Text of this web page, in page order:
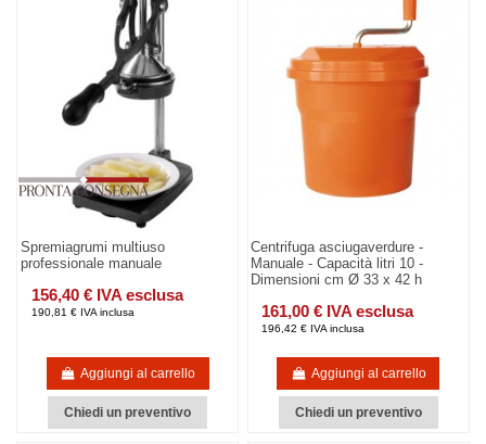
Spremiagrumi multiuso
professionale manuale
156,40 € IVA esclusa
190,81 € IVA inclusa
Aggiungi al carrello
Chiedi un preventivo
Centrifuga asciugaverdure -
Manuale - Capacità litri 10 -
Dimensioni cm Ø 33 x 42 h
161,00 € IVA esclusa
196,42 € IVA inclusa
Aggiungi al carrello
Chiedi un preventivo